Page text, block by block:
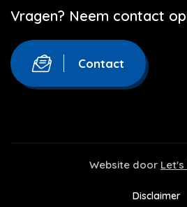
Vragen? Neem contact
Contact
Website door Let's
Disclaimer